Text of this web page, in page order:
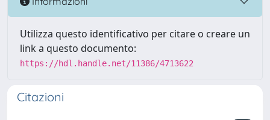
Utilizza questo identificativo per citare o creare un
link a questo documento:
https://hdl.handle.net/11386/4713622
Citazioni